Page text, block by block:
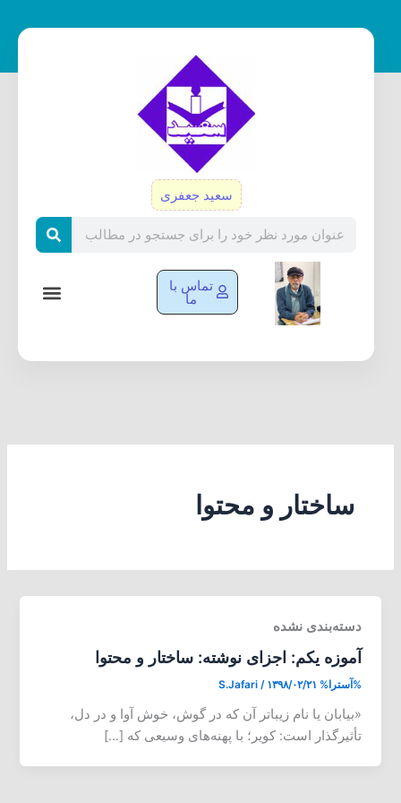
سعید جعفری
تماس با
ما
ساختار و محتوا
دسته‌بندی نشده
آموزه یکم: اجزای نوشته: ساختار و محتوا
%آسترا% S.Jafari / ۱۳۹۸/۰۲/۲۱
«بیابان یا نام زیباتر آن که در گوش، خوش آوا و در دل،
تأثیرگذار است: کویر؛ با پهنه‌های وسیعی که […]